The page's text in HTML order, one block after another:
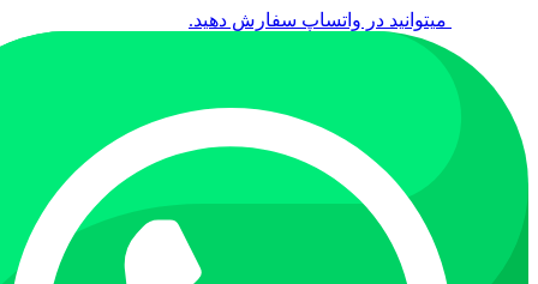
میتوانید در واتساپ سفارش دهید.